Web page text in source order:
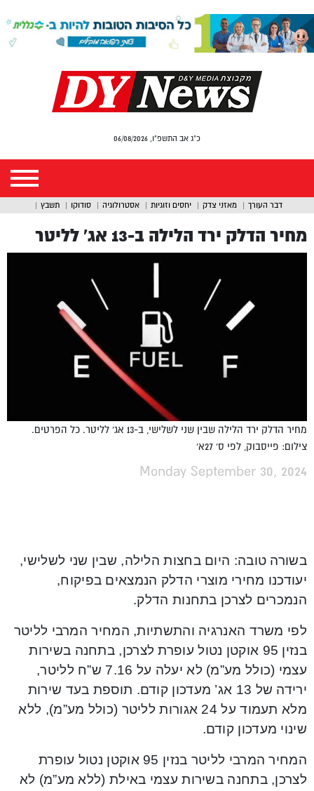
כ"ג אב התשפ"ו, 06/08/2026
דבר העורך מאזני צדק יחסים וזוגיות אסטרולוגיה סודוקו תשבץ
מחיר הדלק ירד הלילה ב-13 אג’ לליטר
מחיר הדלק ירד הלילה שבין שני לשלישי, ב-13 אג' לליטר. כל הפרטים.
צילום: פייסבוק, לפי ס' 27א'
Monday September 30, 2024
בשורה טובה: היום בחצות הלילה, שבין שני לשלישי,
יעודכנו מחירי מוצרי הדלק הנמצאים בפיקוח,
הנמכרים לצרכן בתחנות הדלק.
לפי משרד האנרגיה והתשתיות, המחיר המרבי לליטר
בנזין 95 אוקטן נטול עופרת לצרכן, בתחנה בשירות
עצמי (כולל מע”מ) לא יעלה על 7.16 ש”ח לליטר,
ירידה של 13 אג’ מעדכון קודם. תוספת בעד שירות
מלא תעמוד על 24 אגורות לליטר (כולל מע”מ), ללא
שינוי מעדכון קודם.
המחיר המרבי לליטר בנזין 95 אוקטן נטול עופרת
לצרכן, בתחנה בשירות עצמי באילת (ללא מע”מ) לא